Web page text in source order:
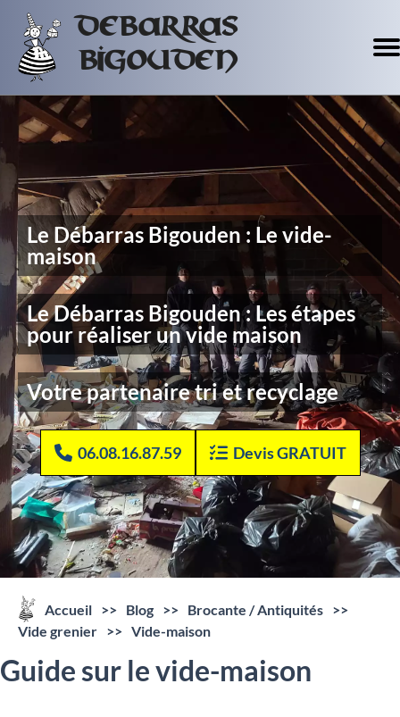
Debarras
Bigouden
Accueil
Débarras
Brocante / Antiquités
Le Débarras Bigouden : Le vide-
maison
Le Débarras Bigouden : Les étapes
pour réaliser un vide maison
Votre partenaire tri et recyclage
06.08.16.87.59 Devis GRATUIT
Accueil >> Blog >> Brocante / Antiquités >>
Vide grenier >> Vide-maison
Guide sur le vide-maison